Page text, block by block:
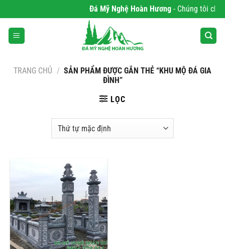
qua
nội
dung
Đá Mỹ Nghệ Hoàn Hương- Chúng tôi
TRANG CHỦ / SẢN PHẨM ĐƯỢC GẮN THẺ “KHU MỘ ĐÁ GIA
ĐÌNH”
LỌC